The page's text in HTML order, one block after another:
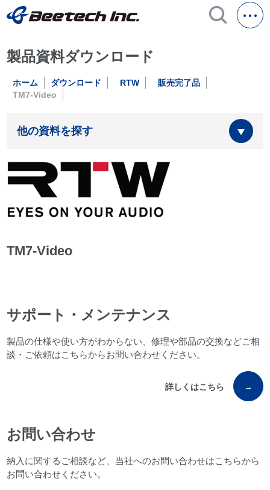
製品資料ダウンロード
ホーム ダウンロード RTW
販売完了品
TM7-Video
他の資料を探す
TM7-Video
サポート・メンテナンス
製品の仕様や使い方がわからない、修理や部品の交換などご相
談・ご依頼はこちらからお問い合わせください。
詳しくはこちら →
お問い合わせ
納入に関するご相談など、当社へのお問い合わせはこちらから
お問い合わせください。